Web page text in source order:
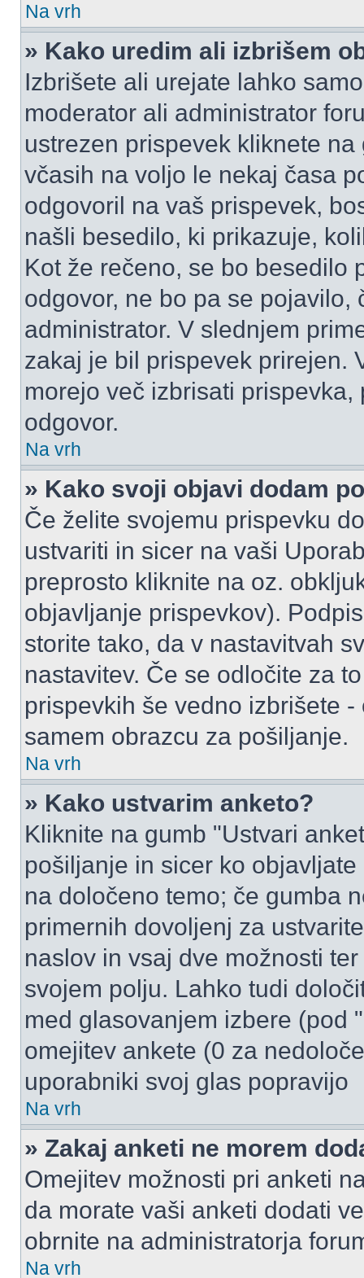
Na vrh
» Kako uredim ali izbrišem
Izbrišete ali urejate lahko
moderator ali administrator
ustrezen prispevek kliknete
včasih na voljo le nekaj časa
odgovoril na vaš prispevek,
našli besedilo, ki prikazuje,
Kot že rečeno, se bo besedilo
odgovor, ne bo pa se
administrator. V slednjem
zakaj je bil prispevek prirejen.
morejo več izbrisati
odgovor.
Na vrh
» Kako svoji objavi dodam
Če želite svojemu prispevku
ustvariti in sicer na vaši
preprosto kliknite na oz.
objavljanje prispevkov).
storite tako, da v nastavitvah
nastavitev. Če se odločite za
prispevkih še vedno izbrišete
samem obrazcu za pošiljanje.
Na vrh
» Kako ustvarim anketo?
Kliknite na gumb "Ustvari
pošiljanje in sicer ko
na določeno temo; če gumba
primernih dovoljenj za
naslov in vsaj dve možnosti
svojem polju. Lahko tudi
med glasovanjem izbere (pod
omejitev ankete (0 za
uporabniki svoj glas popravijo
Na vrh
» Zakaj anketi ne morem
Omejitev možnosti pri anketi
da morate vaši anketi dodati
obrnite na administratorja
Na vrh